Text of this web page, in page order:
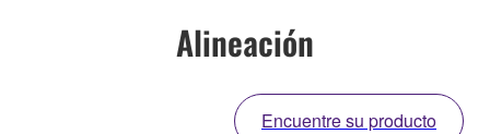
Alineación
Encuentre su producto